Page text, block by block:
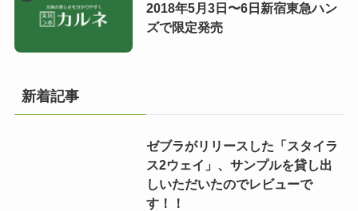
2018年5月3日〜6日新宿東急ハン
ズで限定発売
新着記事
ゼブラがリリースした「スタイラ
ス2ウェイ」、サンプルを貸し出
しいただいたのでレビューで
す！！